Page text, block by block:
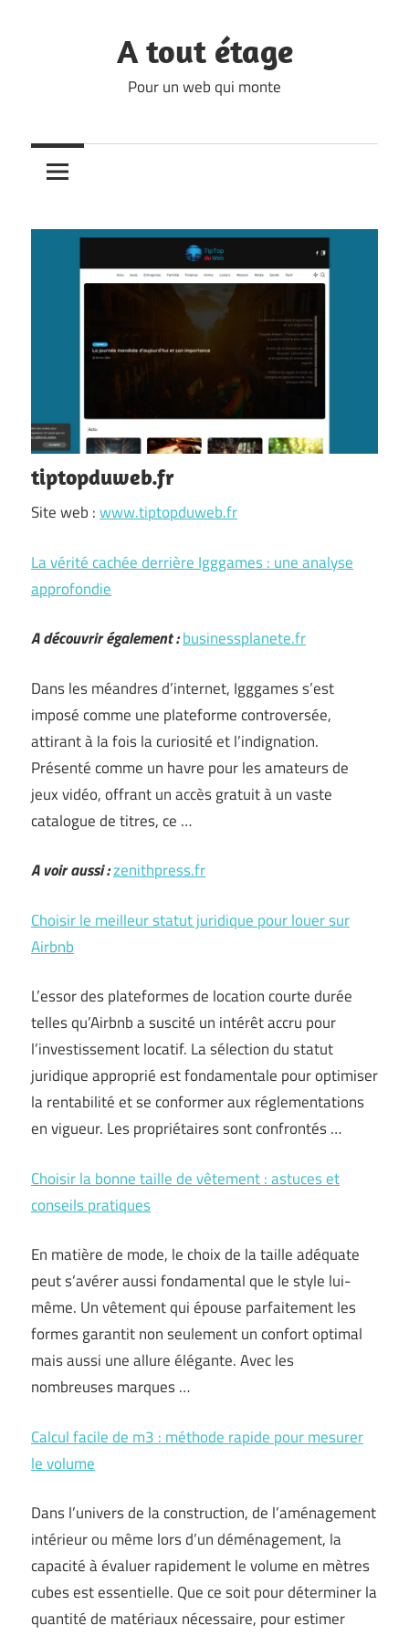
A tout étage
Pour un web qui monte
tiptopduweb.fr
Site web :www.tiptopduweb.fr
La vérité cachée derrière Igggames : une analyse
approfondie
A découvrir également :businessplanete.fr
Dans les méandres d’internet, Igggames s’est
imposé comme une plateforme controversée,
attirant à la fois la curiosité et l’indignation.
Présenté comme un havre pour les amateurs de
jeux vidéo, offrant un accès gratuit à un vaste
catalogue de titres, ce …
A voir aussi :zenithpress.fr
Choisir le meilleur statut juridique pour louer sur
Airbnb
L’essor des plateformes de location courte durée
telles qu’Airbnb a suscité un intérêt accru pour
l’investissement locatif. La sélection du statut
juridique approprié est fondamentale pour optimiser
la rentabilité et se conformer aux réglementations
en vigueur. Les propriétaires sont confrontés …
Choisir la bonne taille de vêtement : astuces et
conseils pratiques
En matière de mode, le choix de la taille adéquate
peut s’avérer aussi fondamental que le style lui-
même. Un vêtement qui épouse parfaitement les
formes garantit non seulement un confort optimal
mais aussi une allure élégante. Avec les
nombreuses marques …
Calcul facile de m3 : méthode rapide pour mesurer
le volume
Dans l’univers de la construction, de l’aménagement
intérieur ou même lors d’un déménagement, la
capacité à évaluer rapidement le volume en mètres
cubes est essentielle. Que ce soit pour déterminer la
quantité de matériaux nécessaire, pour estimer